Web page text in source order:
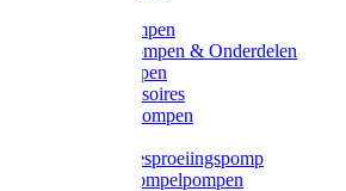
Leader pompen
Zwengelpompen & Onderdelen
Ebara pompen
Pompaccessoires
Excellent pompen
Gardena besproeiingspomp
Gardena dompelpompen